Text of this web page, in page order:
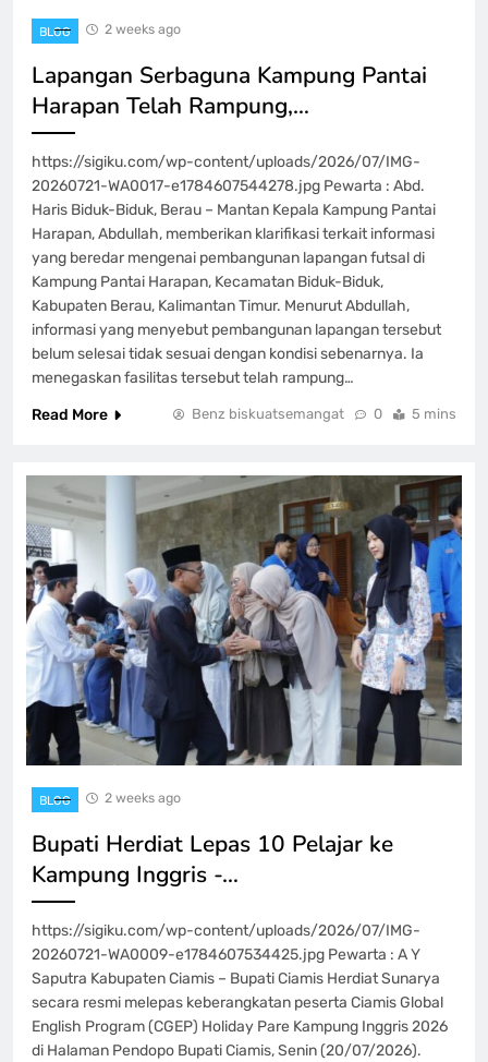
BLOG 2 weeks ago
Lapangan Serbaguna Kampung Pantai
Harapan Telah Rampung,…
https://sigiku.com/wp-content/uploads/2026/07/IMG-
20260721-WA0017-e1784607544278.jpg Pewarta : Abd.
Haris Biduk-Biduk, Berau – Mantan Kepala Kampung Pantai
Harapan, Abdullah, memberikan klarifikasi terkait informasi
yang beredar mengenai pembangunan lapangan futsal di
Kampung Pantai Harapan, Kecamatan Biduk-Biduk,
Kabupaten Berau, Kalimantan Timur. Menurut Abdullah,
informasi yang menyebut pembangunan lapangan tersebut
belum selesai tidak sesuai dengan kondisi sebenarnya. Ia
menegaskan fasilitas tersebut telah rampung…
Read More
Benz biskuatsemangat 0 5 mins
BLOG 2 weeks ago
Bupati Herdiat Lepas 10 Pelajar ke
Kampung Inggris -…
https://sigiku.com/wp-content/uploads/2026/07/IMG-
20260721-WA0009-e1784607534425.jpg Pewarta : A Y
Saputra Kabupaten Ciamis – Bupati Ciamis Herdiat Sunarya
secara resmi melepas keberangkatan peserta Ciamis Global
English Program (CGEP) Holiday Pare Kampung Inggris 2026
di Halaman Pendopo Bupati Ciamis, Senin (20/07/2026).